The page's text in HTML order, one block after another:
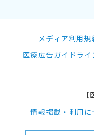
メディア利用規
医療広告ガイドラ
情報掲載・利用